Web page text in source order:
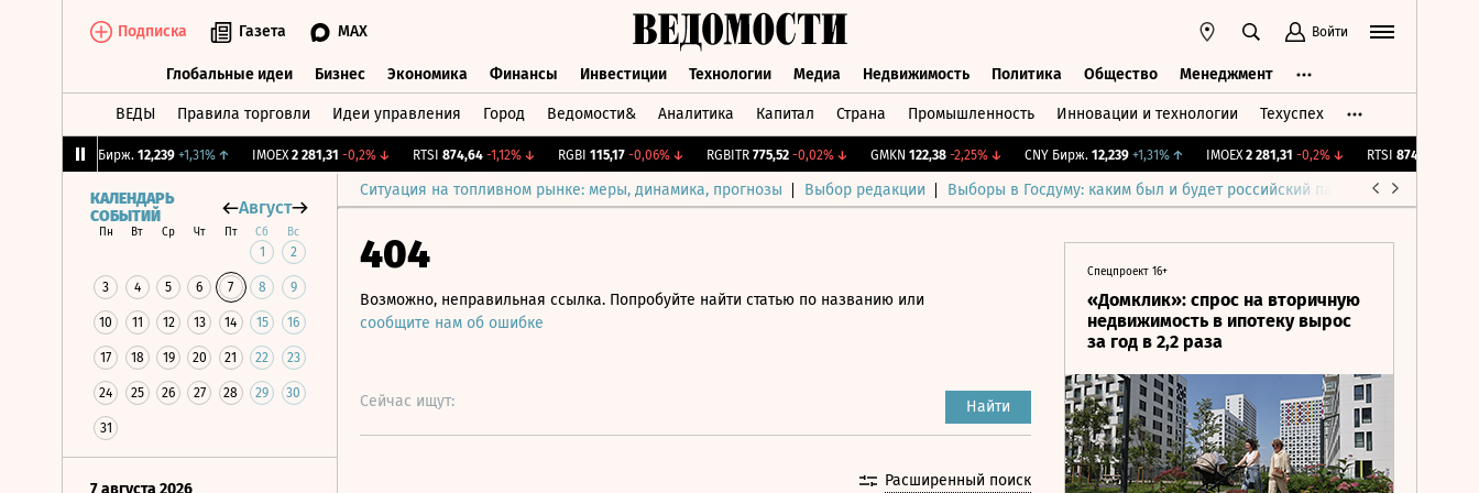
Подписка Газета MAX Войти
Глобальные идеи Бизнес Экономика Финансы Инвестиции Технологии Медиа Недвижимость Политика Общество Менеджмент
ВЕДЫ Правила торговли Идеи управления Город Ведомости& Аналитика Капитал Страна Промышленность Инновации и технологии Техуспех
CNY Бирж. 12,239 +1,31%↑ IMOEX 2 281,31 -0,2%↓ RTSI 874,64 -1,12%↓ RGBI 115,17 -0,06%↓ RGBITR 775,52 -0,02%↓ GMKN 122,38 -2,25%↓ CNY Бирж. 12,239 +1,31%↑ IMOEX 2 281,31 -0,2%↓ RTSI 874,64
Ситуация на топливном рынке: меры, динамика, прогнозы Выбор редакции Выборы в Госдуму: каким был и будет российский парламент
КАЛЕНДАРЬ
СОБЫТИЙ
Август
Пн Вт Ср Чт Пт Сб Вс
1 2
3 4 5 6 7 8 9
10 11 12 13 14 15 16
17 18 19 20 21 22 23
24 25 26 27 28 29 30
31
7 августа 2026
404
Возможно, неправильная ссылка. Попробуйте найти статью по названию или
сообщите нам об ошибке
Сейчас ищут: Найти
Расширенный поиск
Спецпроект 16+
«Домклик»: спрос на вторичную
недвижимость в ипотеку вырос
за год в 2,2 раза